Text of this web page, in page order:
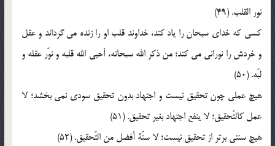
نور القلب. (49)
کسي که خداي سبحان را ياد کند، خداوند قلب او را زنده مي گرداند و عقل
و خردش را نوراني مي کند؛ من ذکر الله سبحانه، أحيي الله قلبه و نوّر عقله و
لبّه. (50)
هيچ عملي چون تحقيق نيست و اجتهاد بدون تحقيق سودي نمي بخشد؛ لا
عمل کالتّحقيق؛ لا ينفع اجتهاد بغير تحقيق. (51)
هيچ سنتي برتر از تحقيق نيست؛ لا سنّة أفضل من التّحقيق. (52)